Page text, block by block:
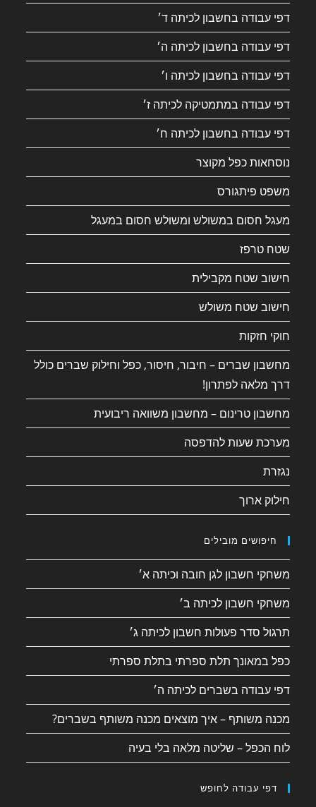
דפי עבודה בחשבון לכיתה ד׳
דפי עבודה בחשבון לכיתה ה׳
דפי עבודה בחשבון לכיתה ו׳
דפי עבודה במתמטיקה לכיתה ז׳
דפי עבודה בחשבון לכיתה ח׳
נוסחאות כפל מקוצר
משפט פיתגורס
מעגל חסום במשולש ומשולש חסום במעגל
שטח טרפז
חישוב שטח מקבילית
חישוב שטח משולש
חוקי חזקות
מחשבון שברים – חיבור, חיסור, כפל וחילוק שברים כולל
דרך מלאה לפתרון!
מחשבון טרינום – מחשבון משוואה ריבועית
מערכת שעות להדפסה
נגזרת
חילוק ארוך
חיפושים מובילים
משחקי חשבון לגן חובה וכיתה א׳
משחקי חשבון לכיתה ב׳
תרגול סדר פעולות חשבון לכיתה ג׳
כפל במאונך תלת ספרתי בתלת ספרתי
דפי עבודה בשברים לכיתה ה׳
מכנה משותף – איך מוצאים מכנה משותף בשברים?
לוח הכפל – שליטה מלאה בלי בעיה
דפי עבודה לחופש